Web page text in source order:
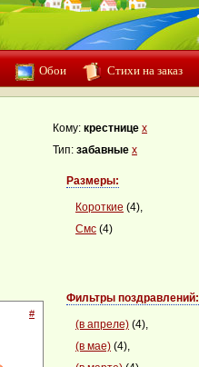
Обои Стихи на заказ
#
Кому: крестнице x
Тип: забавные x
Размеры:
Короткие (4),
Смс (4)
Фильтры поздравлений:
(в апреле) (4),
(в мае) (4),